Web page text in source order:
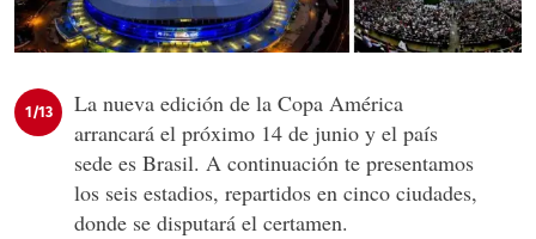
1/13
La nueva edición de la Copa América
arrancará el próximo 14 de junio y el país
sede es Brasil. A continuación te presentamos
los seis estadios, repartidos en cinco ciudades,
donde se disputará el certamen.